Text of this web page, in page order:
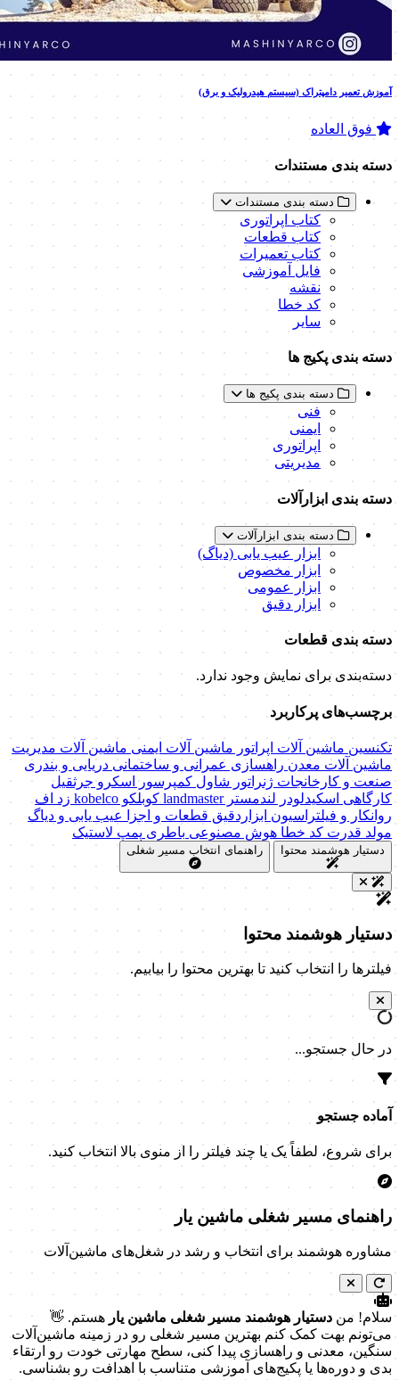
آموزش تعمیر دامپتراک (سیستم هیدرولیک و برق)
فوق العاده
دسته بندی مستندات
دسته بندی مستندات
کتاب اپراتوری
کتاب قطعات
کتاب تعمیرات
فایل آموزشی
نقشه
کد خطا
سایر
دسته بندی پکیج ها
دسته بندی پکیج ها
فنی
ایمنی
اپراتوری
مدیریتی
دسته بندی ابزارآلات
دسته بندی ابزارآلات
ابزار عیب یابی (دیاگ)
ابزار مخصوص
ابزار عمومی
ابزار دقیق
دسته بندی قطعات
دسته‌بندی برای نمایش وجود ندارد.
برچسب‌های پرکاربرد
تکنسین ماشین آلات اپراتور ماشین آلات ایمنی ماشین آلات مدیریت
ماشین آلات معدن راهسازی عمرانی و ساختمانی دریایی و بندری
صنعت و کارخانجات ژنراتور شاول کمپرسور اسکروجرثقیل
کارگاهی اسکیدلودر لندمسترlandmaster کوبلکو kobelco زد اف
روانکار و فیلتراسیون ابزاردقیق قطعات و اجزا
عیب یابی و دیاگ
مولد قدرت کد خطا هوش مصنوعی باطری پمپ لاستیک
دستیار هوشمند محتوا راهنمای انتخاب مسیر شغلی
دستیار هوشمند محتوا
فیلترها را انتخاب کنید تا بهترین محتوا را بیابیم.
در حال جستجو...
آماده جستجو
برای شروع، لطفاً یک یا چند فیلتر را از منوی بالا انتخاب کنید.
راهنمای مسیر شغلی ماشین یار
مشاوره هوشمند برای انتخاب و رشد در شغل‌های ماشین‌آلات
سلام! من دستیار هوشمند مسیر شغلی ماشین یار هستم. 👋
می‌تونم بهت کمک کنم بهترین مسیر شغلی رو در زمینه ماشین‌آلات
سنگین، معدنی و راهسازی پیدا کنی، سطح مهارتی خودت رو ارتقاء
بدی و دوره‌ها یا پکیج‌های آموزشی متناسب با اهدافت رو بشناسی.